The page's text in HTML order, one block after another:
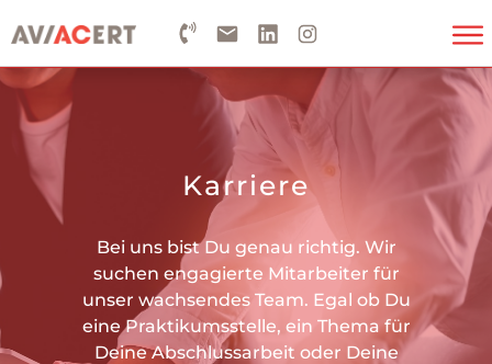
Karriere
Bei uns bist Du genau richtig. Wir
suchen engagierte Mitarbeiter für
unser wachsendes Team. Egal ob Du
eine Praktikumsstelle, ein Thema für
Deine Abschlussarbeit oder Deine